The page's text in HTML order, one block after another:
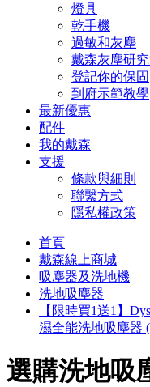
燈具
乾手機
過敏和灰塵
戴森灰塵研
登記你的保固
到府示範教學
最新優惠
配件
我的戴森
支援
條款與細則
聯繫方式
隱私權政策
首頁
戴森線上商城
吸塵器及洗地機
洗地吸塵器
【限時買1送1】
濕全能洗地吸塵器
選購洗地吸